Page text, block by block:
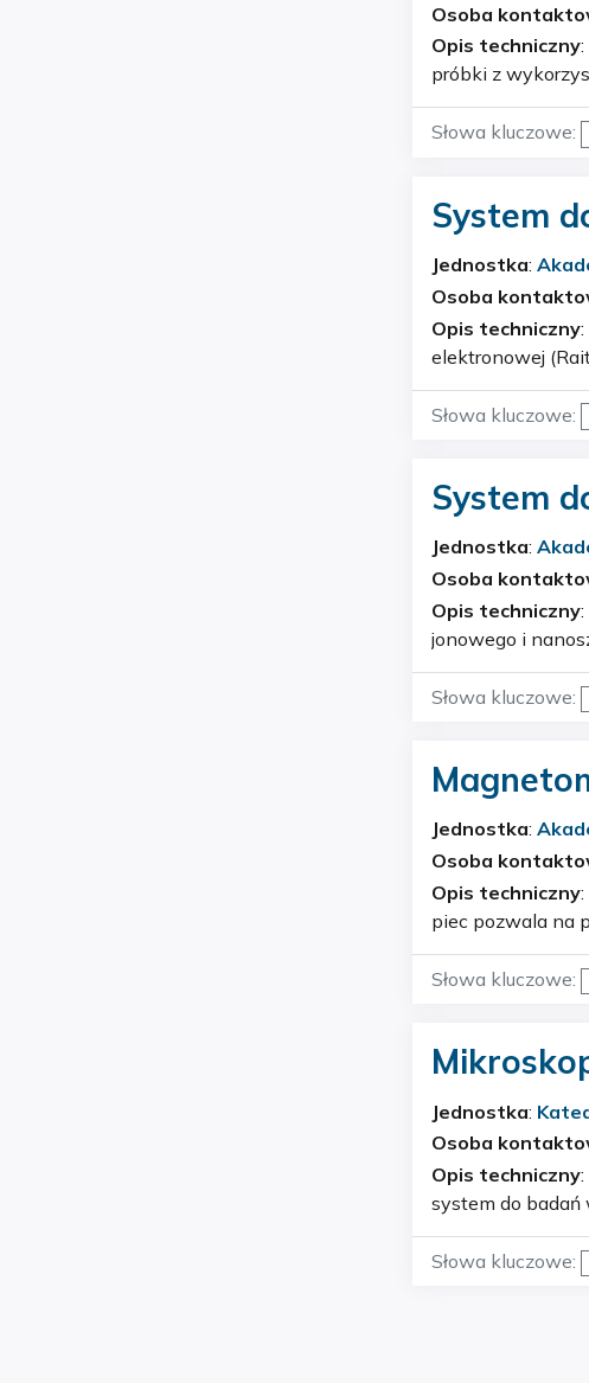
Osoba
Opis techniczny: Elektrochemiczna stacja skanująca umożliwiająca obrazowanie powierzchni
próbki z wykorzystaniem technik
mikroskopii
Słowa kluczowe:
System
Jednostka:
Osoba
Opis techniczny: W pomieszczeniu czystym klasy 100 znajduje się urządzenie do litografii
elektronowej
wtórnych,
Słowa kluczowe:
System
warstw
Jednostka:
Osoba
Opis techniczny: W pomieszczeniu czystym klasy 10000 znajduje się urządzenie do trawienia
jonowego i
działo jonowe
Słowa kluczowe:
Jednostka:
Osoba
Opis techniczny: Magnetometr wibracyjny, typ 7407 firmy LakeShore, wuposażony w kriostat i
piec pozwala na
ciekłego azotu
Słowa kluczowe:
Mikroskop
BX-51
Jednostka:
Osoba
Opis techniczny: Polaryzacyjny mikroskop firmy Olympus - model BX-51 stanowi kompletny
system do
spolaryzowanym
Olympus…
Słowa kluczowe: